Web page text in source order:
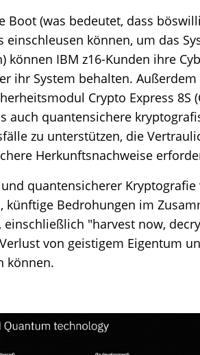
Boot (was bedeutet, dass
einschleusen können, um das
können IBM z16-Kunden ihre
ihr System behalten.
Crypto Express 8S
auch quantensichere
zu unterstützen, die
Herkunftsnachweise
quantensicherer
künftige Bedrohungen im
einschließlich "harvest now,
von geistigem Eigentum
können.